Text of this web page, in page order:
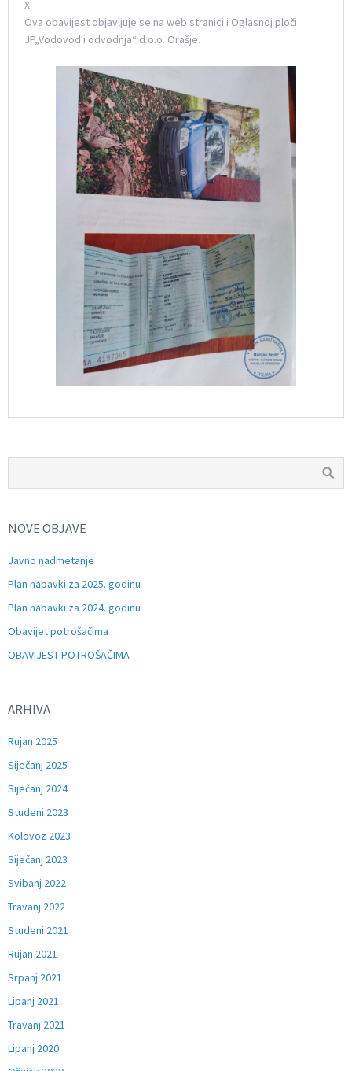
X.
Ova obavijest objavljuje se na web stranici i Oglasnoj ploči
JP„Vodovod i odvodnja“ d.o.o. Orašje.
NOVE OBJAVE
Javno nadmetanje
Plan nabavki za 2025. godinu
Plan nabavki za 2024. godinu
Obavijet potrošačima
OBAVIJEST POTROŠAČIMA
ARHIVA
Rujan 2025
Siječanj 2025
Siječanj 2024
Studeni 2023
Kolovoz 2023
Siječanj 2023
Svibanj 2022
Travanj 2022
Studeni 2021
Rujan 2021
Srpanj 2021
Lipanj 2021
Travanj 2021
Lipanj 2020